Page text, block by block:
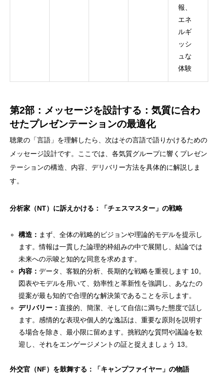
報、
エネ
ルギ
ッシ
ュな
体験
第2部：メッセージを設計する：気質に合わ
せたプレゼンテーションの最適化
聴衆の「言語」を理解したら、次はその言語で語りかけるための
メッセージ設計です。ここでは、各気質グループに響くプレゼン
テーションの構造、内容、デリバリー方法を具体的に解説しま
す。
分析家（NT）に訴えかける：「チェスマスター」の戦略
構造： まず、全体の戦略的ビジョンや理論的モデルを提示し
ます。情報は一貫した論理的枠組みの中で展開し、結論では
未来への示唆と知的な同意を求めます。
内容：データ、客観的分析、長期的な戦略を重視します 10。
図表やモデルを用いて、効率性と革新性を強調し、あなたの
提案が最も知的で合理的な解決策であることを示します。
デリバリー：直接的、簡潔、そして自信に満ちた態度で話し
ます。感情的な表現や個人的な逸話は、重要な原則を説明す
る場合を除き、最小限に留めます。挑戦的な質問や議論を歓
迎し、それをエンゲージメントの証と捉えましょう 13。
外交官（NF）を鼓舞する：「キャンプファイヤー」の物語